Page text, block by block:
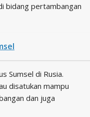
bidang pertambangan
Sumsel di Rusia.
disatukan mampu
dan juga